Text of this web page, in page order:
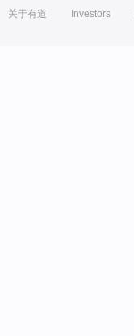
关于有道 Investors